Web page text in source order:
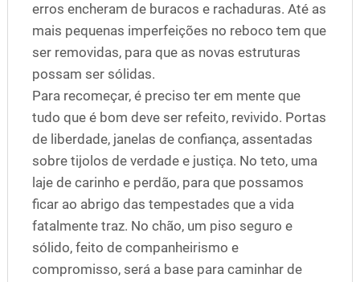
erros encheram de buracos e rachaduras. Até as
mais pequenas imperfeições no reboco tem que
ser removidas, para que as novas estruturas
possam ser sólidas.
Para recomeçar, é preciso ter em mente que
tudo que é bom deve ser refeito, revivido. Portas
de liberdade, janelas de confiança, assentadas
sobre tijolos de verdade e justiça. No teto, uma
laje de carinho e perdão, para que possamos
ficar ao abrigo das tempestades que a vida
fatalmente traz. No chão, um piso seguro e
sólido, feito de companheirismo e
compromisso, será a base para caminhar de